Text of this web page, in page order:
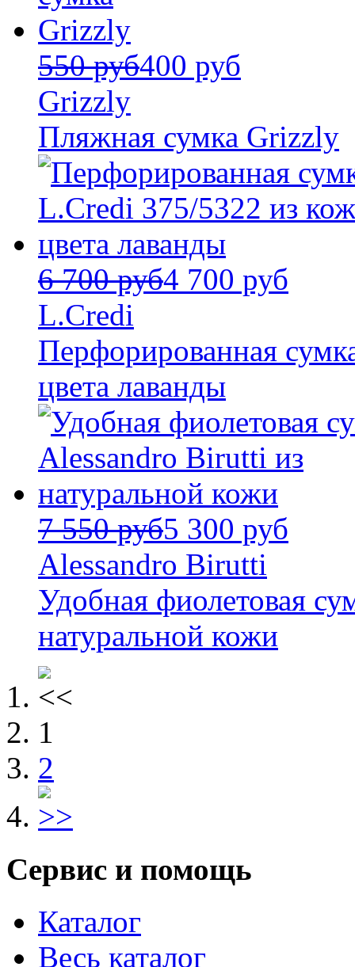
550 руб400 руб
Grizzly
Пляжная сумка Grizzly
6 700 руб4 700 руб
L.Credi
Перфорированная
цвета лаванды
7 550 руб5 300 руб
Alessandro Birutti
Удобная фиолетовая
натуральной кожи
1
2
Сервис и помощь
Каталог
Весь каталог